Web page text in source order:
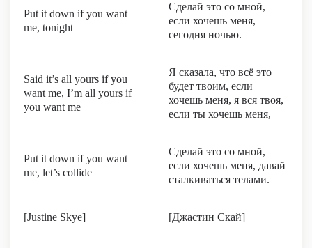
Put it down if you want
me, tonight
Сделай это со мной,
если хочешь меня,
сегодня ночью.
Said it’s all yours if you
want me, I’m all yours if
you want me
Я сказала, что всё это
будет твоим, если
хочешь меня, я вся твоя,
если ты хочешь меня,
Put it down if you want
me, let’s collide
Сделай это со мной,
если хочешь меня, давай
сталкиваться телами.
[Justine Skye] [Джастин Скай]